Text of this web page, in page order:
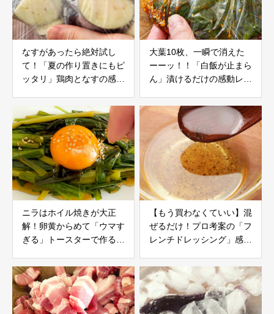
なすがあったら絶対試し
て！「夏の作り置きにもピ
ッタリ」鶏肉となすの感動
大葉10枚、一瞬で消えた
ーーッ！！「白飯が止まら
ん」漬けるだけの感動レシ
ニラはホイル焼きが大正
解！卵黄からめて「ウマす
ぎる」トースターで作る絶
【もう買わなくていい】混
ぜるだけ！プロ考案の「フ
レンチドレッシング」感動